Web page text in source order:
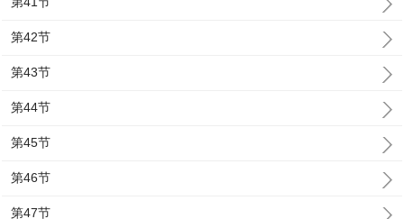
第42节
第43节
第44节
第45节
第46节
第47节